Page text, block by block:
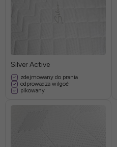
Silver Active
zdejmowany do prania
odprowadza wilgoć
pikowany